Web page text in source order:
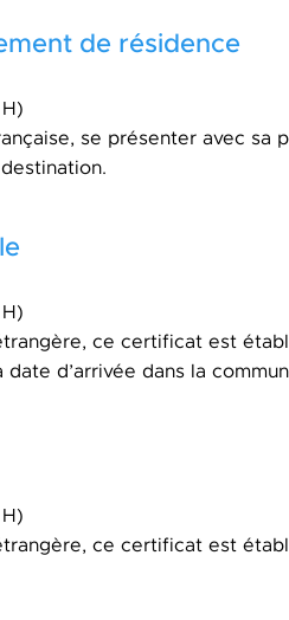
de résidence
se présenter avec sa
ce certificat est
d’arrivée dans la
ce certificat est